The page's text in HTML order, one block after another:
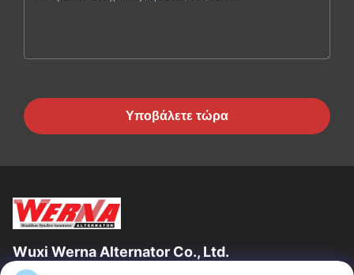
Υποβάλετε τώρα
Wuxi Werna Alternator Co., Ltd.